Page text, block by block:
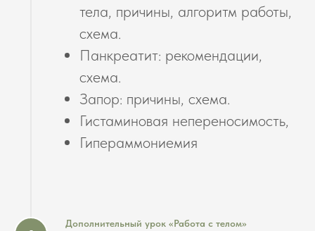
тела, причины, алгоритм работы,
схема.
Панкреатит: рекомендации,
схема.
Запор: причины, схема.
Гистаминовая непереносимость,
Гипераммониемия
Дополнительный урок «Работа с телом»